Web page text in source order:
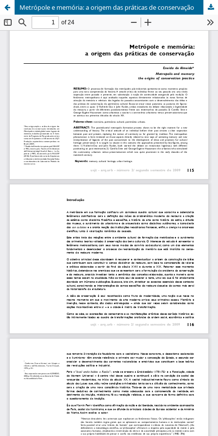
Metrópole e memória: a origem das práticas de conservação